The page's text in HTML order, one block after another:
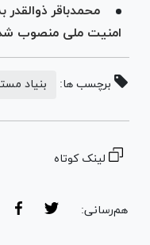
محمدباقر ذوالقدر
امنیت ملی منصوب
برچسب ها: بنیاد
لینک کوتاه
هم‌رسانی: